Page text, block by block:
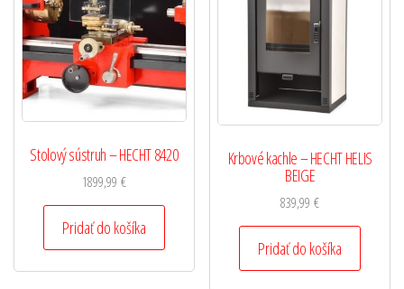
Stolový sústruh – HECHT 8420
1899,99 €
Pridať do košíka
Krbové kachle – HECHT HELIS
BEIGE
839,99€
Pridať do košíka